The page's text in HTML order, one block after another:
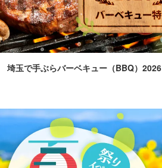
埼玉で手ぶらバーベキュー（BBQ）2026